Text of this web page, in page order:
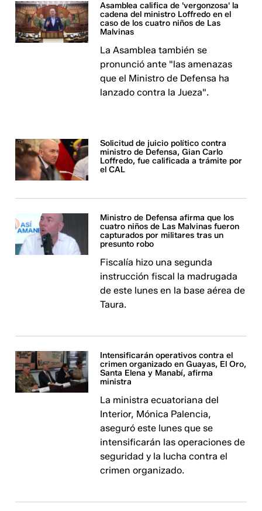
Asamblea califica de 'vergonzosa' la
cadena del ministro Loffredo en el
caso de los cuatro niños de Las
Malvinas
La Asamblea también se
pronunció ante "las amenazas
que el Ministro de Defensa ha
lanzado contra la Jueza".
Solicitud de juicio político contra
ministro de Defensa, Gian Carlo
Loffredo, fue calificada a trámite por
el CAL
Ministro de Defensa afirma que los
cuatro niños de Las Malvinas fueron
capturados por militares tras un
presunto robo
Fiscalía hizo una segunda
instrucción fiscal la madrugada
de este lunes en la base aérea de
Taura.
Intensificarán operativos contra el
crimen organizado en Guayas, El Oro,
Santa Elena y Manabí, afirma
ministra
La ministra ecuatoriana del
Interior, Mónica Palencia,
aseguró este lunes que se
intensificarán las operaciones de
seguridad y la lucha contra el
crimen organizado.